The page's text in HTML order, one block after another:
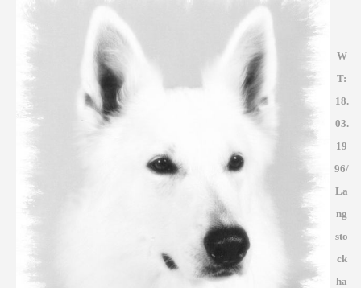
W
T:
18.
03.
19
96/
La
ng
sto
ck
ha